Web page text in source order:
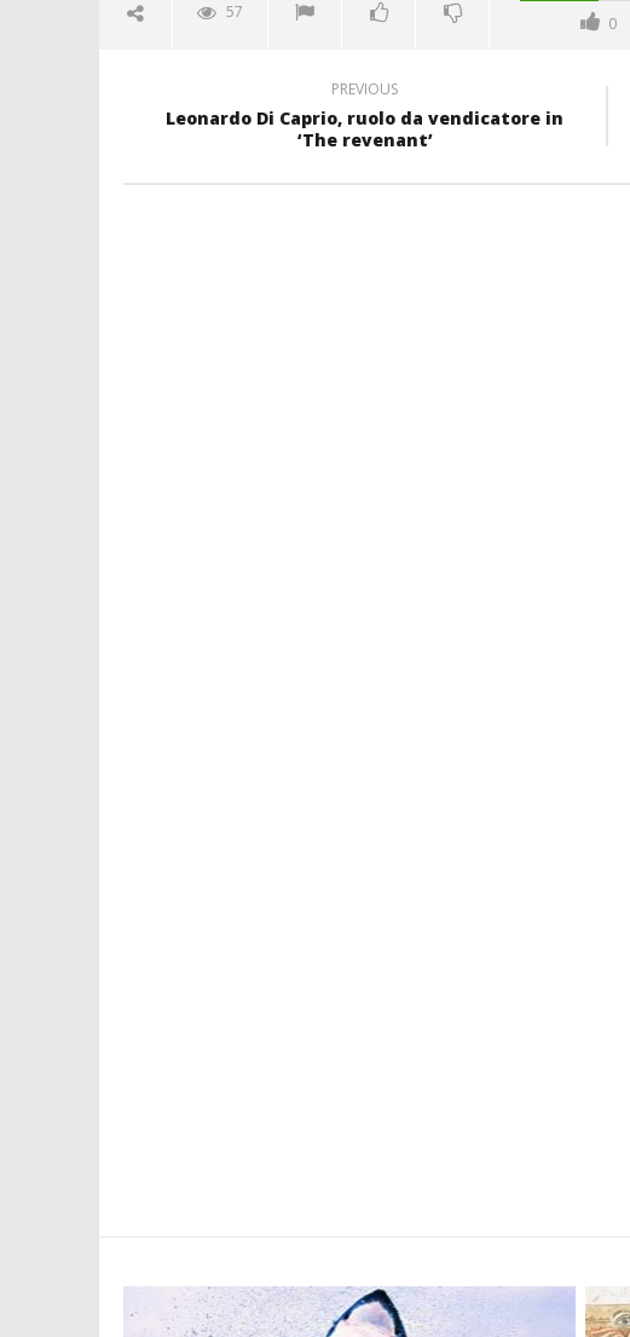
57
0
PREVIOUS
Leonardo Di Caprio, ruolo da vendicatore in
‘The revenant’